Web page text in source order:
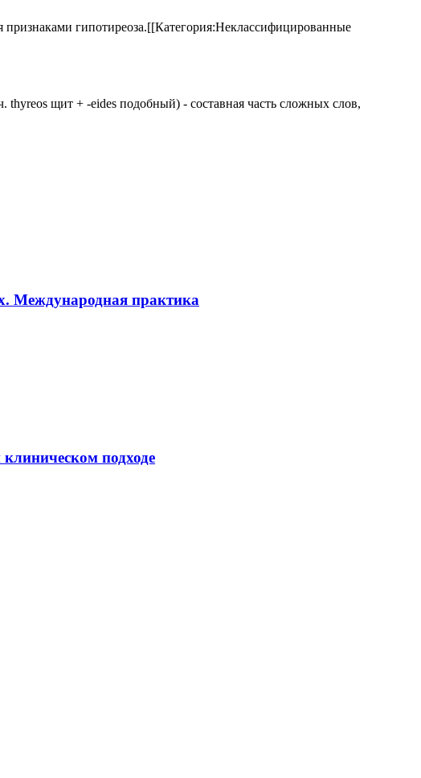
признаками гипотиреоза.[[Категория:Неклассифицированные
щит + -eides подобный) - составная часть сложных слов,
Международная практика
подходе